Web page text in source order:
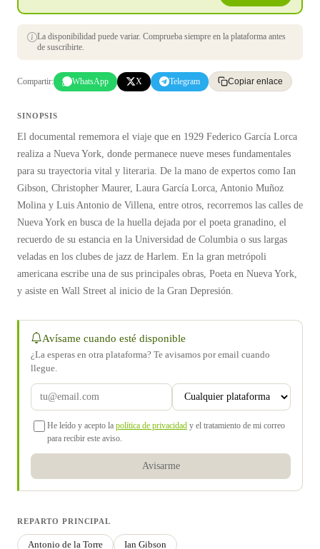
La disponibilidad puede variar. Comprueba siempre en la plataforma antes
de suscribirte.
Compartir: WhatsApp X Telegram Copiar enlace
SINOPSIS
El documental rememora el viaje que en 1929 Federico García Lorca
realiza a Nueva York, donde permanece nueve meses fundamentales
para su trayectoria vital y literaria. De la mano de expertos como Ian
Gibson, Christopher Maurer, Laura García Lorca, Antonio Muñoz
Molina y Luis Antonio de Villena, entre otros, recorremos las calles de
Nueva York en busca de la huella dejada por el poeta granadino, el
recuerdo de su estancia en la Universidad de Columbia o sus largas
veladas en los clubes de jazz de Harlem. En la gran metrópoli
americana escribe una de sus principales obras, Poeta en Nueva York,
y asiste en Wall Street al inicio de la Gran Depresión.
Avísame cuando esté disponible
¿La esperas en otra plataforma? Te avisamos por email cuando
llegue.
He leído y acepto la política de privacidad y el tratamiento de mi correo
para recibir este aviso.
Avisarme
REPARTO PRINCIPAL
Antonio de la Torre Ian Gibson